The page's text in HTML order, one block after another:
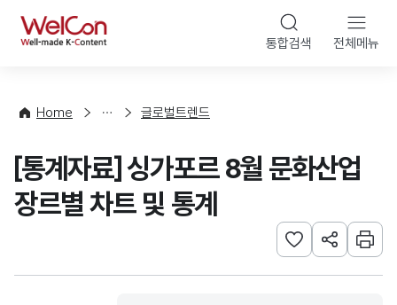
WelCon 통합검색 전체메뉴
Home
향
계
글로벌트렌드
[통계자료] 싱가포르 8월 문화산업
장르별 차트 및 통계
관심사 등록하기
URL 공유하
인쇄